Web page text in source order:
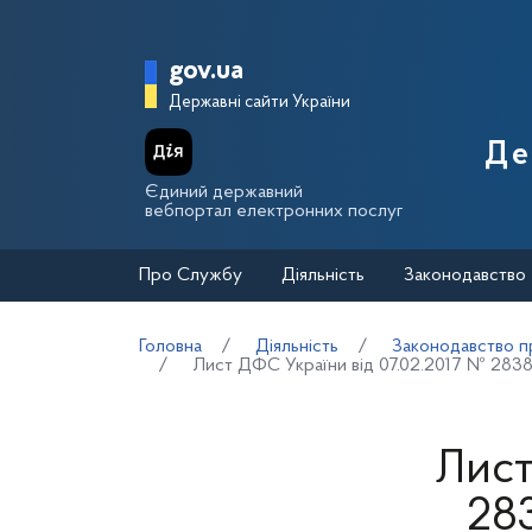
Головна сторінка
gov.ua
Державні сайти України
Єдиний державний
вебпортал електронних послуг
Про Службу Діяльність Законодавство
Головна Діяльність
Законодавство
Лист ДФС України від 07.02.2017 №